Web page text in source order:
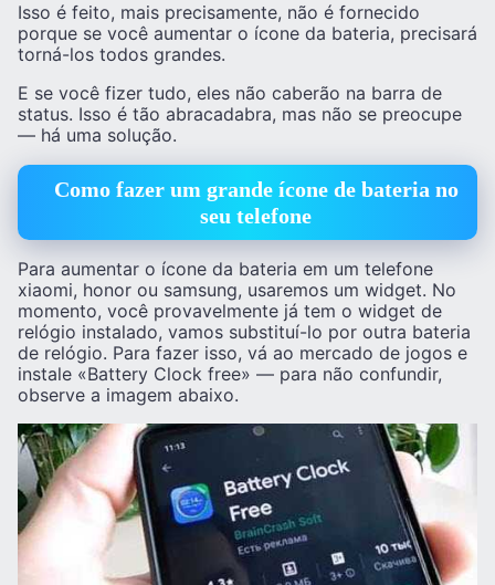
Isso é feito, mais precisamente, não é fornecido
porque se você aumentar o ícone da bateria, precisará
torná-los todos grandes.
E se você fizer tudo, eles não caberão na barra de
status. Isso é tão abracadabra, mas não se preocupe
— há uma solução.
Como fazer um grande ícone de bateria no
seu telefone
Para aumentar o ícone da bateria em um telefone
xiaomi, honor ou samsung, usaremos um widget. No
momento, você provavelmente já tem o widget de
relógio instalado, vamos substituí-lo por outra bateria
de relógio. Para fazer isso, vá ao mercado de jogos e
instale «Battery Clock free» — para não confundir,
observe a imagem abaixo.